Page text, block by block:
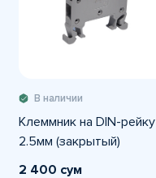
В наличии
Клеммник на DIN-рейку
2.5мм (закрытый)
2 400 сум